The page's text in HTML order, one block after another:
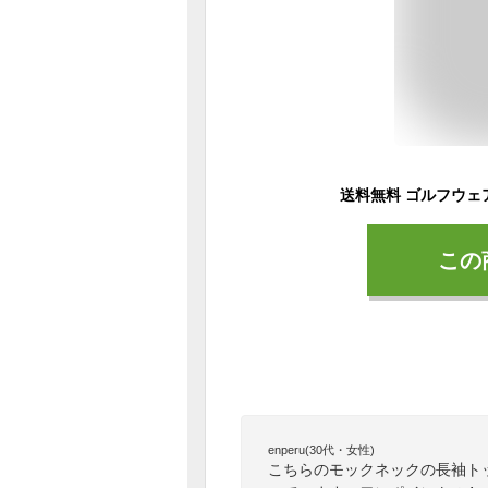
こ
enperu(30代・女性)
こちらのモックネックの長袖